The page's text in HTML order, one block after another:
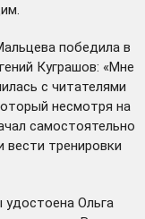
победила в
Куграшов: «Мне
с читателями
несмотря на
самостоятельно
вести тренировки
Ольга